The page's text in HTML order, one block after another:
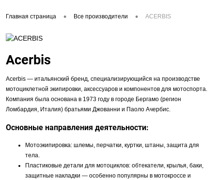
Главная страница • Все производители • ACERBIS
Acerbis
Acerbis — итальянский бренд, специализирующийся на производстве
мотоциклетной экипировки, аксессуаров и компонентов для мотоспорта.
Компания была основана в 1973 году в городе Бергамо (регион
Ломбардия, Италия) братьями Джованни и Паоло Ачербис.
Основные направления деятельности:
Мотоэкипировка: шлемы, перчатки, куртки, штаны, защита для
тела.
Пластиковые детали для мотоциклов: обтекатели, крылья, баки,
защитные накладки — особенно популярны в мотокроссе и